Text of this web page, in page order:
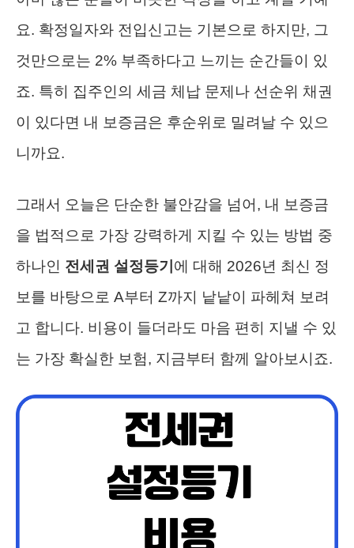
요. 확정일자와 전입신고는 기본으로 하지만, 그
것만으로는 2% 부족하다고 느끼는 순간들이 있
죠. 특히 집주인의 세금 체납 문제나 선순위 채권
이 있다면 내 보증금은 후순위로 밀려날 수 있으
니까요.
그래서 오늘은 단순한 불안감을 넘어, 내 보증금
을 법적으로 가장 강력하게 지킬 수 있는 방법 중
하나인 전세권 설정등기 에 대해 2026년 최신 정
보를 바탕으로 A부터 Z까지 낱낱이 파헤쳐 보려
고 합니다. 비용이 들더라도 마음 편히 지낼 수 있
는 가장 확실한 보험, 지금부터 함께 알아보시죠.